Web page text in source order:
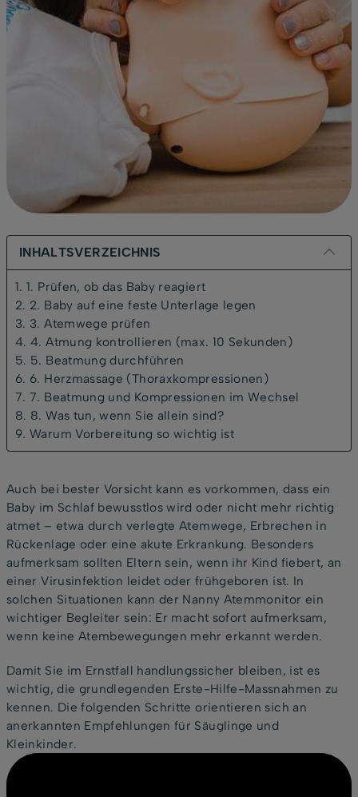
INHALTSVERZEICHNIS
1. 1. Prüfen, ob das Baby reagiert
2. 2. Baby auf eine feste Unterlage legen
3. 3. Atemwege prüfen
4. 4. Atmung kontrollieren (max. 10 Sekunden)
5. 5. Beatmung durchführen
6. 6. Herzmassage (Thoraxkompressionen)
7. 7. Beatmung und Kompressionen im Wechsel
8. 8. Was tun, wenn Sie allein sind?
9. Warum Vorbereitung so wichtig ist
Auch bei bester Vorsicht kann es vorkommen, dass ein
Baby im Schlaf bewusstlos wird oder nicht mehr richtig
atmet – etwa durch verlegte Atemwege, Erbrechen in
Rückenlage oder eine akute Erkrankung. Besonders
aufmerksam sollten Eltern sein, wenn ihr Kind fiebert, an
einer Virusinfektion leidet oder frühgeboren ist. In
solchen Situationen kann der Nanny Atemmonitor ein
wichtiger Begleiter sein: Er macht sofort aufmerksam,
wenn keine Atembewegungen mehr erkannt werden.
Damit Sie im Ernstfall handlungssicher bleiben, ist es
wichtig, die grundlegenden Erste-Hilfe-Massnahmen zu
kennen. Die folgenden Schritte orientieren sich an
anerkannten Empfehlungen für Säuglinge und
Kleinkinder.